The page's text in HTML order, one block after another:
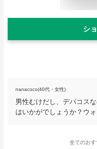
シ
nanacoco(40代・女性)
男性むけだし、デパコス
はいかがでしょうか？ウ
全てのおす